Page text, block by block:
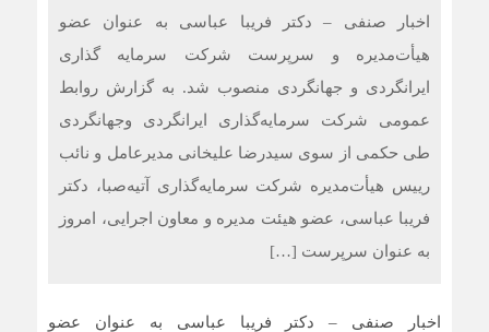
اخبار صنفی – دکتر فریبا عباسی به عنوان عضو
هیأت‌مدیره و سرپرست شرکت سرمایه گذاری
ایرانگردی و جهانگردی منصوب شد. به گزارش روابط
عمومی شرکت سرمایه‌گذاری ایرانگردی وجهانگردی
طی حکمی از سوی سیدرضا علیخانی مدیرعامل و نائب
رییس هیأت‌مدیره شرکت سرمایه‌گذاری آتیه‌صبا، دکتر
فریبا عباسی، عضو هیئت مدیره و معاون اجرایی، امروز
به عنوان سرپرست […]
اخبار صنفی – دکتر فریبا عباسی به عنوان عضو